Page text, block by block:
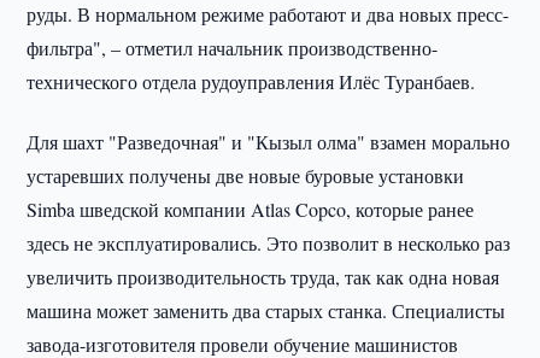
руды. В нормальном режиме работают и два новых пресс-
фильтра", – отметил начальник производственно-
технического отдела рудоуправления Илёс Туранбаев.
Для шахт "Разведочная" и "Кызыл олма" взамен морально
устаревших получены две новые буровые установки
Simba шведской компании Atlas Copco, которые ранее
здесь не эксплуатировались. Это позволит в несколько раз
увеличить производительность труда, так как одна новая
машина может заменить два старых станка. Специалисты
завода-изготовителя провели обучение машинистов